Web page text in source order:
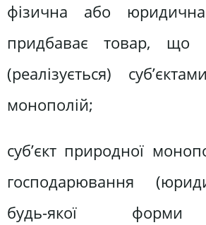
фізична або
придбаває товар, що
(реалізується)
монополій;
суб’єкт природної
господарювання
будь-якої форми